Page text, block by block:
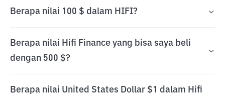
Berapa nilai 100 $ dalam HIFI?
Berapa nilai Hifi Finance yang bisa saya beli
dengan 500 $?
Berapa nilai United States Dollar $1 dalam Hifi